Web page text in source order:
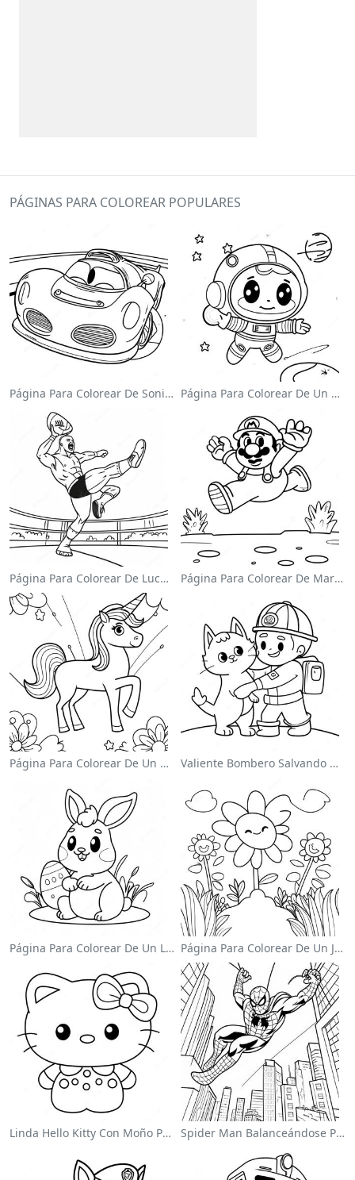
PÁGINAS PARA COLOREAR POPULARES
Página Para Colorear De Sonic El Velocista Página Para Colorear De Un Astronauta Lindo Flotando En El Espacio
Página Para Colorear De Luchador De Wwe Saltando Sobre Oponente Página Para Colorear De Mario Saltando Sobre Goombas
Página Para Colorear De Un Unicornio Mágico En Un Arcoíris Valiente Bombero Salvando Un Gato Para Colorear
Página Para Colorear De Un Lindo Conejo De Pascua Página Para Colorear De Un Jardín De Flores Coloridas
Linda Hello Kitty Con Moño Para Colorear Spider Man Balanceándose Por La Ciudad Para Colorear